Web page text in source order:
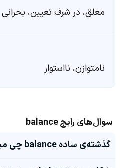
معلق، در شرف تعیین، بحرانی
نامتوازن، نااستوار
سوال‌های رایج balance
گذشته‌ی ساده balance چی میشه؟